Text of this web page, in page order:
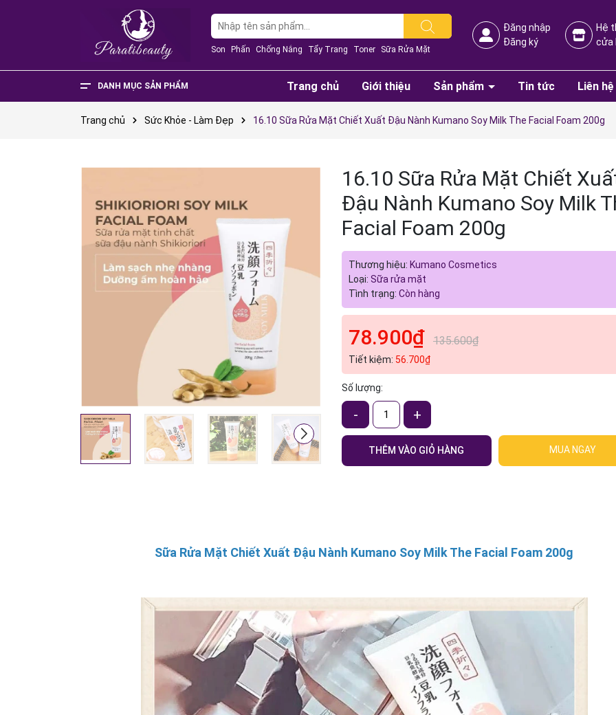
Son Phấn Chống Nắng Tẩy Trang Toner Sữa Rửa Mặt
Đăng nhập
Đăng ký
Hệ
cửa
DANH MỤC SẢN PHẨM Trang chủ Giới thiệu Sản phẩm Tin tức Liên hệ
Trang chủ Sức Khỏe - Làm Đẹp 16.10 Sữa Rửa Mặt Chiết Xuất Đậu Nành Kumano Soy Milk The Facial Foam 200g
16.10 Sữa Rửa Mặt Chiết
Đậu Nành Kumano Soy Milk
Facial Foam 200g
Thương hiệu: Kumano Cosmetics
Loại: Sữa rửa mặt
Tình trạng: Còn hàng
78.900₫ 135.600₫
Tiết kiệm: 56.700₫
Số lượng:
- +
THÊM VÀO GIỎ HÀNG MUA NGAY
Mã giảm giá:
Điều kiện:
Sữa Rửa Mặt Chiết Xuất Đậu Nành Kumano Soy Milk The Facial Foam 200g